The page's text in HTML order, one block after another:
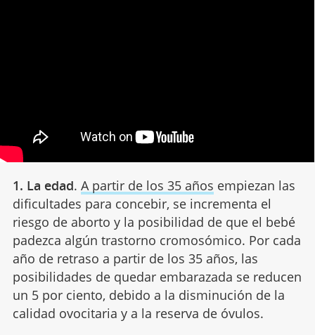
1. La edad. A partir de los 35 años empiezan las
dificultades para concebir, se incrementa el
riesgo de aborto y la posibilidad de que el bebé
padezca algún trastorno cromosómico. Por cada
año de retraso a partir de los 35 años, las
posibilidades de quedar embarazada se reducen
un 5 por ciento, debido a la disminución de la
calidad ovocitaria y a la reserva de óvulos.